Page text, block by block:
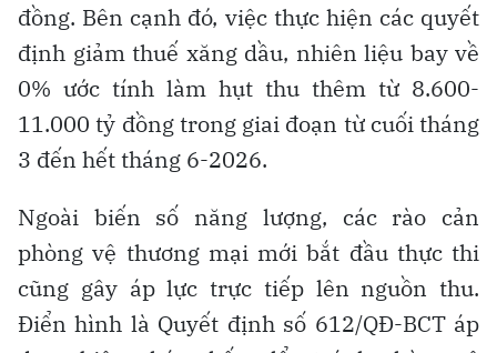
đồng. Bên cạnh đó, việc thực hiện các quyết
định giảm thuế xăng dầu, nhiên liệu bay về
0% ước tính làm hụt thu thêm từ 8.600-
11.000 tỷ đồng trong giai đoạn từ cuối tháng
3 đến hết tháng 6-2026.
Ngoài biến số năng lượng, các rào cản
phòng vệ thương mại mới bắt đầu thực thi
cũng gây áp lực trực tiếp lên nguồn thu.
Điển hình là Quyết định số 612/QĐ-BCT áp